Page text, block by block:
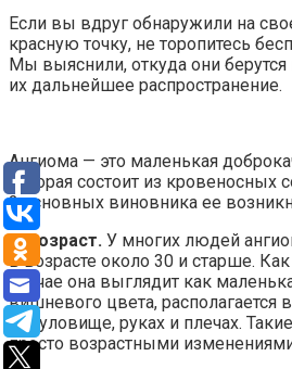
Если вы вдруг обнаружили на
красную точку, не торопитесь
Мы выяснили, откуда они берутся
их дальнейшее распространение.
Ангиома — это маленькая
которая состоит из кровеносных
2 основных виновника ее
1. Возраст. У многих людей
в возрасте около 30 и старше.
случае она выглядит как
вишневого цвета, располагается
на туловище, руках и плечах.
просто возрастными